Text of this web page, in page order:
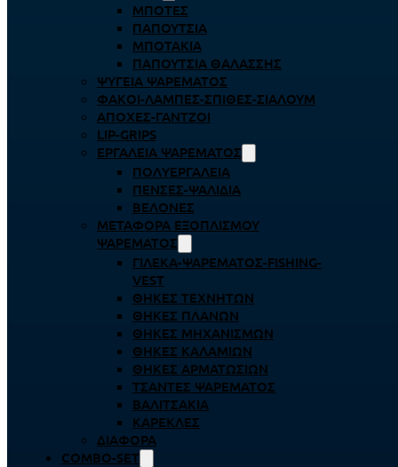
ΜΠΌΤΕΣ
ΠΑΠΟΎΤΣΙΑ
ΜΠΟΤΆΚΙΑ
ΠΑΠΟΎΤΣΙΑ ΘΑΛΆΣΣΗΣ
ΨΥΓΕΊΑ ΨΑΡΈΜΑΤΟΣ
ΦΑΚΟΊ-ΛΆΜΠΕΣ-ΣΠΊΘΕΣ-ΣΊΑΛΟΥΜ
ΑΠΌΧΕΣ-ΓΆΝΤΖΟΙ
LIP-GRIPS
EΡΓΑΛΕΊΑ ΨΑΡΈΜΑΤΟΣ
ΠΟΛΥΕΡΓΑΛΕΊΑ
ΠΈΝΣΕΣ-ΨΑΛΊΔΙΑ
ΒΕΛΌΝΕΣ
ΜΕΤΑΦΟΡΆ ΕΞΟΠΛΙΣΜΟΎ
ΨΑΡΈΜΑΤΟΣ
ΓΙΛΈΚΑ-ΨΑΡΈΜΑΤΟΣ-FISHING-
VEST
ΘΉΚΕΣ ΤΕΧΝΗΤΏΝ
ΘΉΚΕΣ ΠΛΆΝΩΝ
ΘΉΚΕΣ ΜΗΧΑΝΙΣΜΏΝ
ΘΉΚΕΣ ΚΑΛΑΜΙΏΝ
ΘΉΚΕΣ ΑΡΜΑΤΩΣΙΏΝ
ΤΣΆΝΤΕΣ ΨΑΡΈΜΑΤΟΣ
ΒΑΛΙΤΣΆΚΙΑ
ΚΑΡΈΚΛΕΣ
ΔΙΆΦΟΡΑ
COMBO-SET